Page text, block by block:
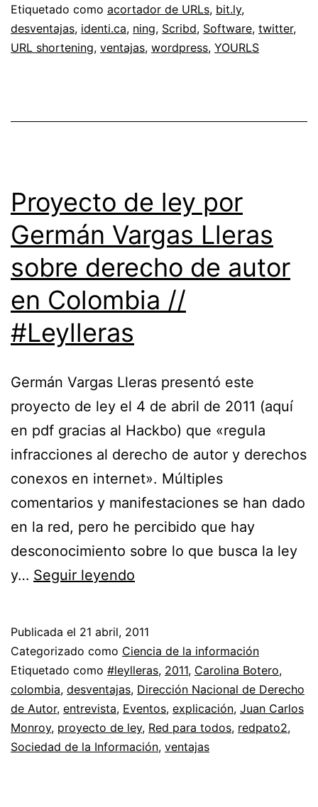
enlaces
Etiquetado como acortador de URLs, bit.ly,
desventajas, identi.ca, ning, Scribd, Software, twitter,
URL shortening, ventajas, wordpress, YOURLS
Proyecto de ley por
Germán Vargas Lleras
sobre derecho de autor
en Colombia //
#Leylleras
Germán Vargas Lleras presentó este
proyecto de ley el 4 de abril de 2011 (aquí
en pdf gracias al Hackbo) que «regula
infracciones al derecho de autor y derechos
conexos en internet». Múltiples
comentarios y manifestaciones se han dado
en la red, pero he percibido que hay
desconocimiento sobre lo que busca la ley
y… Seguir leyendo
por
Germán
Vargas
Lleras
sobre
Publicada el 21 abril, 2011
Categorizado como Ciencia de la información
Etiquetado como #leylleras, 2011, Carolina Botero,
colombia, desventajas, Dirección Nacional de Derecho
de Autor, entrevista, Eventos, explicación, Juan Carlos
Monroy, proyecto de ley, Red para todos, redpato2,
Sociedad de la Información, ventajas